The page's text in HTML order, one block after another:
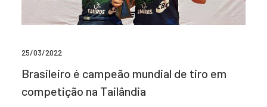
25/03/2022
Brasileiro é campeão mundial de tiro em
competição na Tailândia